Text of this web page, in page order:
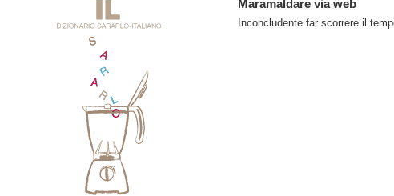
Maramaldare via web
Inconcludente far scorrere il